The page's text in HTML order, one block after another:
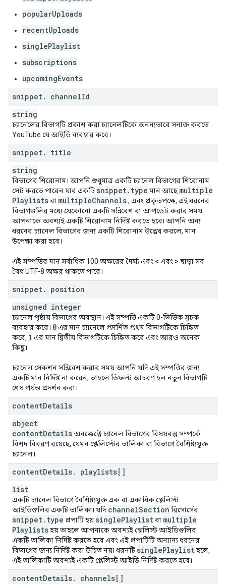
popularUploads
recentUploads
singlePlaylist
subscriptions
upcomingEvents
snippet. channelId
string
চ্যানেলের বিভাগটি প্রকাশ করা চ্যানেলটিকে অনন্যভাবে সনাক্ত করতে
YouTube যে আইডি ব্যবহার করে।
snippet.
title
string
বিভাগের শিরোনাম। আপনি শুধুমাত্র একটি চ্যানেল বিভাগের শিরোনাম
সেট করতে পারেন যার একটি snippet. type মান আছে multiple
Playlistsবা multipleChannels, এবং প্রকৃতপক্ষে, এই ধরনের
বিভাগগুলির মধ্যে যেকোনো একটি সন্নিবেশ বা আপডেট করার সময়
আপনাকে অবশ্যই একটি শিরোনাম নির্দিষ্ট করতে হবে৷ আপনি অন্য
ধরনের চ্যানেল বিভাগের জন্য একটি শিরোনাম উল্লেখ করলে, মান
উপেক্ষা করা হবে।
এই সম্পত্তির মান সর্বাধিক 100 অক্ষরের দৈর্ঘ্য এবং < এবং > ছাড়া সব
বৈধ UTF-8 অক্ষর থাকতে পারে।
snippet.
position
unsigned integer
চ্যানেল পৃষ্ঠায় বিভাগের অবস্থান। এই সম্পত্তি একটি 0-ভিত্তিক সূচক
ব্যবহার করে। 0এর মান চ্যানেলে প্রদর্শিত প্রথম বিভাগটিকে চিহ্নিত
করে, 1 এর মান দ্বিতীয় বিভাগটিকে চিহ্নিত করে এবং আরও অনেক
কিছু।
চ্যানেল সেকশন সন্নিবেশ করার সময় আপনি যদি এই সম্পত্তির জন্য
একটি মান নির্দিষ্ট না করেন, তাহলে ডিফল্ট আচরণ হল নতুন বিভাগটি
শেষ পর্যন্ত প্রদর্শন করা।
contentDetails
object
contentDetailsঅবজেক্টে চ্যানেল বিভাগের বিষয়বস্তু সম্পর্কে
বিশদ বিবরণ রয়েছে, যেমন প্লেলিস্টের তালিকা বা বিভাগে বৈশিষ্ট্যযুক্ত
চ্যানেল।
contentDetails.
playlists[]
list
একটি চ্যানেল বিভাগে বৈশিষ্ট্যযুক্ত এক বা একাধিক প্লেলিস্ট
আইডিগুলির একটি তালিকা৷ যদি channelSection রিসোর্সের
snippet. type প্রপার্টি হয় singlePlaylistবা multiple
Playlistsহয় তাহলে আপনাকে অবশ্যই প্লেলিস্ট আইডিগুলির
একটি তালিকা নির্দিষ্ট করতে হবে এবং এই প্রপার্টিটি অন্যান্য ধরনের
বিভাগের জন্য নির্দিষ্ট করা উচিত নয়৷ ধরনটি singlePlaylistহলে,
এই তালিকাটি অবশ্যই একটি প্লেলিস্ট আইডি নির্দিষ্ট করতে হবে।
contentDetails.
channels[]